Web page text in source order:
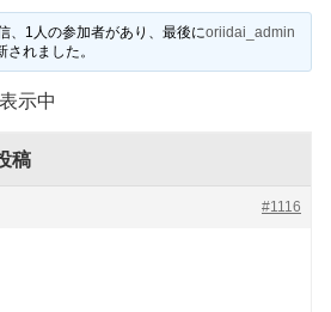
、1人の参加者があり、最後にoriidai_admin
されました。
示中
稿
#1116